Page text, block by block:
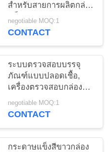
สำหรับสายการผลิตกล่อง
แข็ง
negotiable MOQ:1
CONTACT
ระบบตรวจสอบบรรจุ
ภัณฑ์แบบปลอดเชื้อ,
เครื่องตรวจสอบกล่อง
6950 มม. × 3650 มม. ×
2200 มม
negotiable MOQ:1
CONTACT
กระดาษแข็งสีขาวกล่อง